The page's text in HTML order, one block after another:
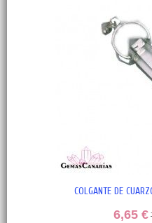
COLGANTE DE
6,65 €